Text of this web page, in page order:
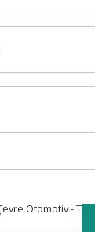
Otomotiv - Tüm